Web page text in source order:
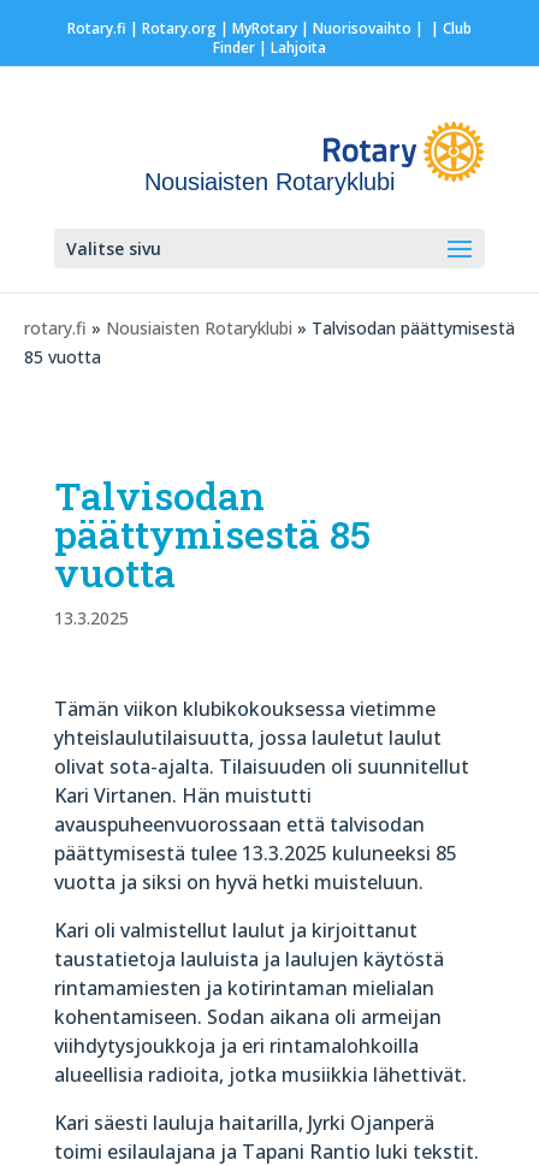
Rotary.fi | Rotary.org| MyRotary | Nuorisovaihto | | Club
Finder| Lahjoita
Nousiaisten Rotaryklubi
Valitse sivu
rotary.fi » Nousiaisten Rotaryklubi » Talvisodan päättymisestä
85 vuotta
Talvisodan
päättymisestä 85
vuotta
13.3.2025
Tämän viikon klubikokouksessa vietimme
yhteislaulutilaisuutta, jossa lauletut laulut
olivat sota-ajalta. Tilaisuuden oli suunnitellut
Kari Virtanen. Hän muistutti
avauspuheenvuorossaan että talvisodan
päättymisestä tulee 13.3.2025 kuluneeksi 85
vuotta ja siksi on hyvä hetki muisteluun.
Kari oli valmistellut laulut ja kirjoittanut
taustatietoja lauluista ja laulujen käytöstä
rintamamiesten ja kotirintaman mielialan
kohentamiseen. Sodan aikana oli armeijan
viihdytysjoukkoja ja eri rintamalohkoilla
alueellisia radioita, jotka musiikkia lähettivät.
Kari säesti lauluja haitarilla, Jyrki Ojanperä
toimi esilaulajana ja Tapani Rantio luki tekstit.